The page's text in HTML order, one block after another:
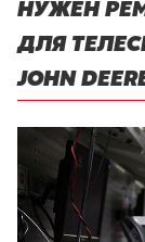
НУЖЕН
ДЛЯ
JOHN